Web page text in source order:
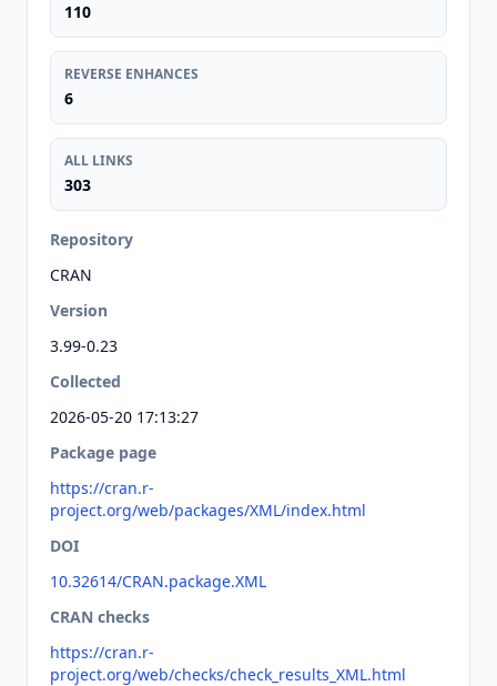
110
REVERSE ENHANCES
6
ALL LINKS
303
Repository
CRAN
Version
3.99-0.23
Collected
2026-05-20 17:13:27
Package page
https://cran.r-
project.org/web/packages/XML/index.html
DOI
10.32614/CRAN.package.XML
CRAN checks
https://cran.r-
project.org/web/checks/check_results_XML.html